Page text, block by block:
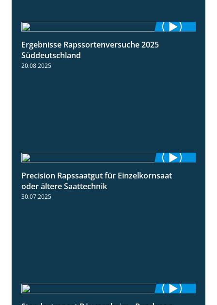
Ergebnisse Rapssortenversuche 2025
Süddeutschland
20.08.2025
2:05
Precision Rapssaatgut für Einzelkornsaat
oder ältere Saattechnik
30.07.2025